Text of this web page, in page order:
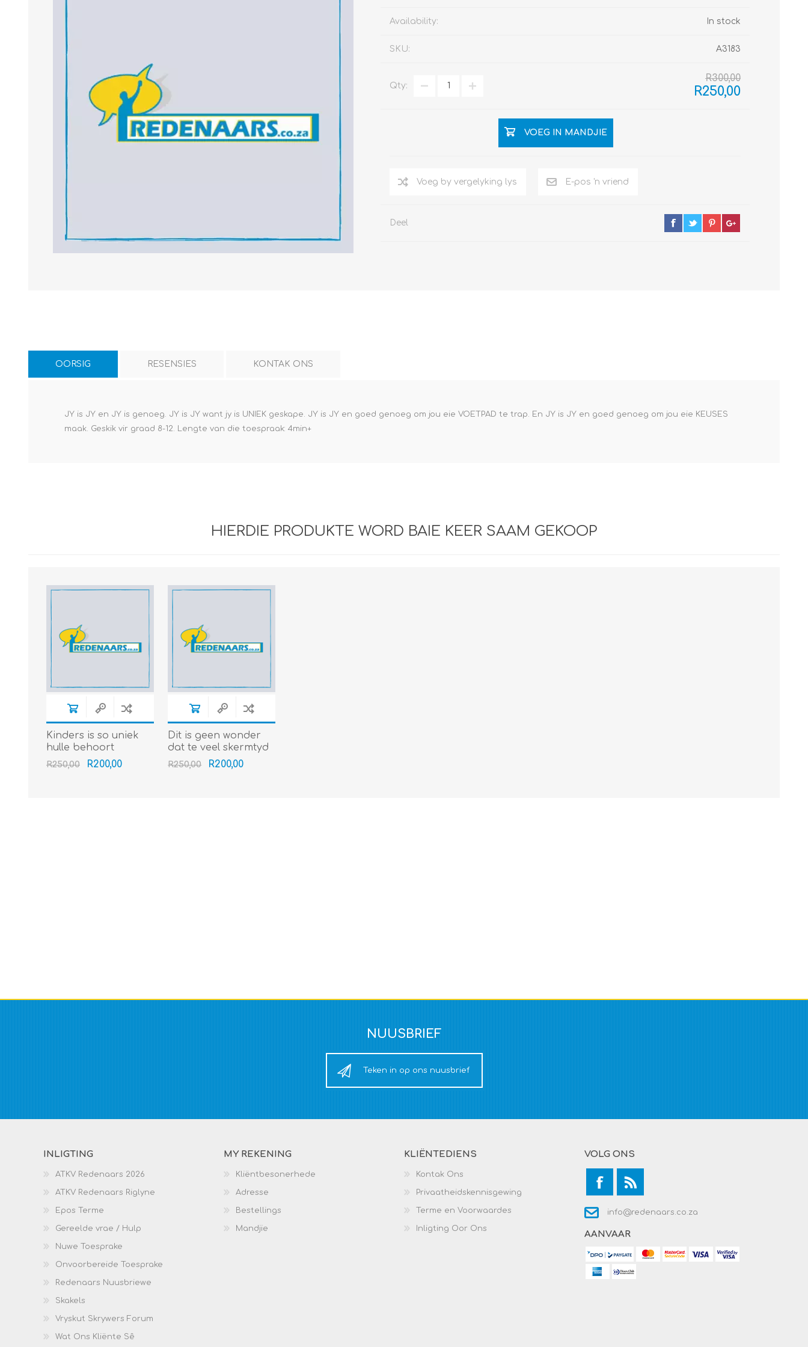
Availability: In stock
SKU: A3183
R300,00
R250,00
Qty:
VOEG IN MANDJIE
Deel
OORSIG RESENSIES KONTAK ONS
JY is JY en JY is genoeg. JY is JY want jy is UNIEK geskape. JY is JY en goed genoeg om jou eie VOETPAD te trap. En JY is JY en goed genoeg om jou eie KEUSES
maak. Geskik vir graad 8-12. Lengte van die toespraak: 4min+
HIERDIE PRODUKTE WORD BAIE KEER SAAM GEKOOP
Kinders is so uniek
hulle behoort
bekend te staan as
die agtste wonder
R250,00 R200,00
Dit is geen wonder
dat te veel skermtyd
geen wonder is nie
(Gr 4-7) (4min+)
R250,00 R200,00
NUUSBRIEF
Teken in op ons nuusbrief
INLIGTING
ATKV Redenaars 2026
ATKV Redenaars Riglyne
Epos Terme
Gereelde vrae / Hulp
Nuwe Toesprake
Onvoorbereide Toesprake
Redenaars Nuusbriewe
Skakels
Vryskut Skrywers Forum
Wat Ons Kliënte Sê
MY REKENING
Kliëntbesonerhede
Adresse
Bestellings
Mandjie
KLIËNTEDIENS
Kontak Ons
Privaatheidskennisgewing
Terme en Voorwaardes
Inligting Oor Ons
VOLG ONS
info@redenaars.co.za
AANVAAR